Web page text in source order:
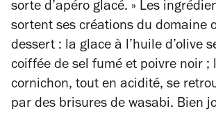
sorte d’apéro glacé. » Les
sortent ses créations du domaine
dessert : la glace à l’huile d’olive
coiffée de sel fumé et poivre noir ;
cornichon, tout en acidité, se
par des brisures de wasabi. Bien